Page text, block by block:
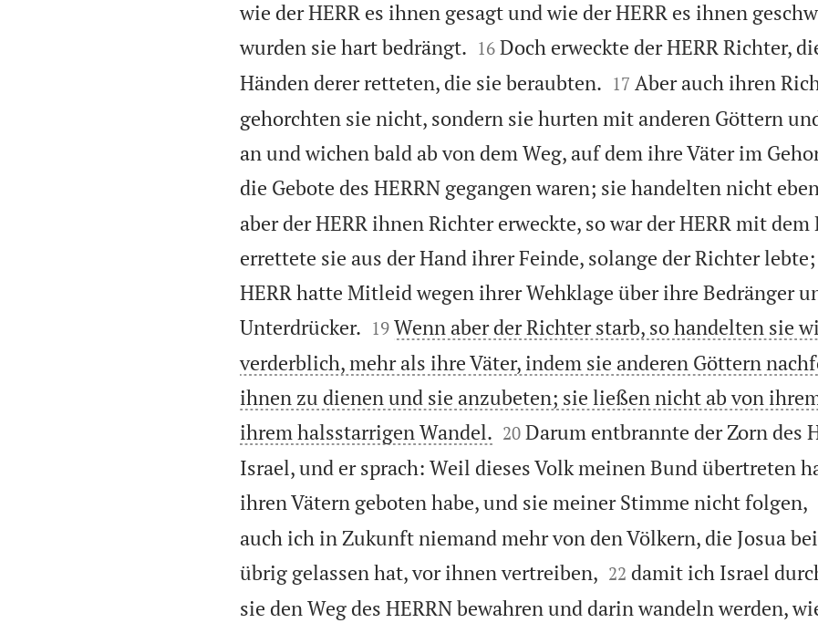
wie der HERR es ihnen gesagt und wie der HERR es ihnen
wurden sie hart bedrängt.
16 Doch erweckte der HERR Richter,
Händen derer retteten, die sie beraubten.
17 Aber auch ihren
gehorchten sie nicht, sondern sie hurten mit anderen Göttern
an und wichen bald ab von dem Weg, auf dem ihre Väter im
die Gebote des HERRN gegangen waren; sie handelten nicht
aber der HERR ihnen Richter erweckte, so war der HERR mit
errettete sie aus der Hand ihrer Feinde, solange der Richter
HERR hatte Mitleid wegen ihrer Wehklage über ihre Bedränger
Unterdrücker.
19 Wenn aber der Richter starb, so handelten sie
verderblich, mehr als ihre Väter, indem sie anderen Göttern
ihnen zu dienen und sie anzubeten; sie ließen nicht ab von
ihrem halsstarrigen Wandel.
20 Darum entbrannte der Zorn des
Israel, und er sprach: Weil dieses Volk meinen Bund übertreten
ihren Vätern geboten habe, und sie meiner Stimme nicht folgen,
auch ich in Zukunft niemand mehr von den Völkern, die Josua
übrig gelassen hat, vor ihnen vertreiben, 

22 damit ich Israel
sie den Weg des HERRN bewahren und darin wandeln werden,